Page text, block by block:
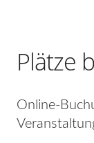
Plätze
Online-